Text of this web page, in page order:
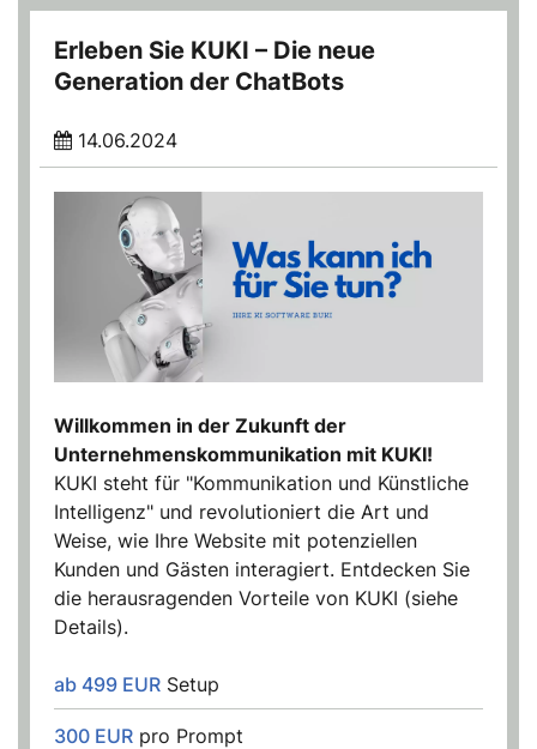
Erleben Sie KUKI – Die neue
Generation der ChatBots
14.06.2024
Willkommen in der Zukunft der
Unternehmenskommunikation mit KUKI!
KUKI steht für "Kommunikation und Künstliche
Intelligenz" und revolutioniert die Art und
Weise, wie Ihre Website mit potenziellen
Kunden und Gästen interagiert. Entdecken Sie
die herausragenden Vorteile von KUKI (siehe
Details).
ab 499 EUR Setup
300 EUR pro Prompt